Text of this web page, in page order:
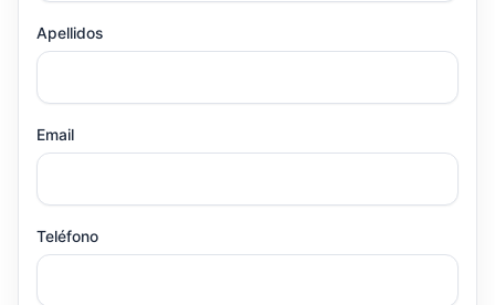
Apellidos
Email
Teléfono